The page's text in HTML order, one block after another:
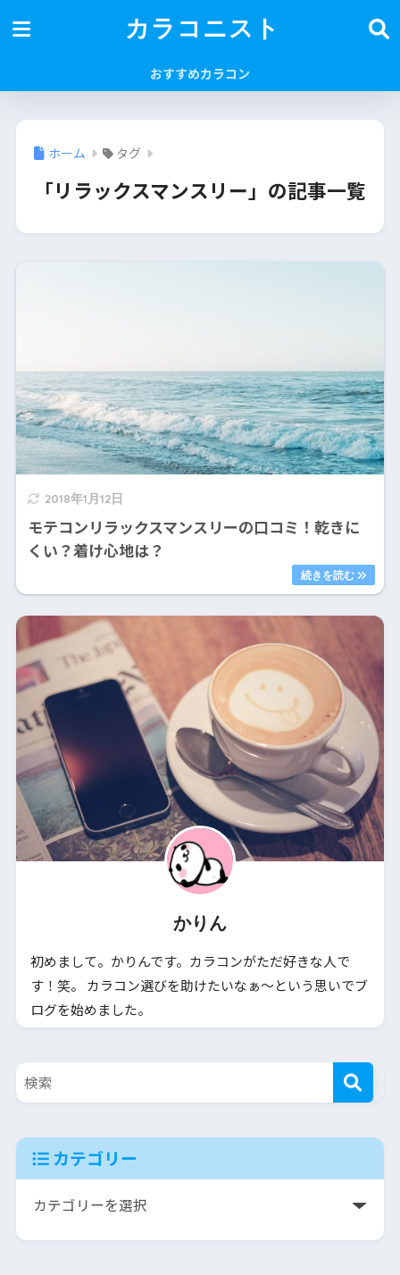
カラコニスト
おすすめカラコン
ホーム タグ
「リラックスマンスリー」の記事一覧
2018年1月12日
モテコンリラックスマンスリーの口コミ！乾きに
くい？着け心地は？
かりん
初めまして。かりんです。カラコンがただ好きな人で
す！笑。 カラコン選びを助けたいなぁ～という思いでブ
ログを始めました。
カテゴリー